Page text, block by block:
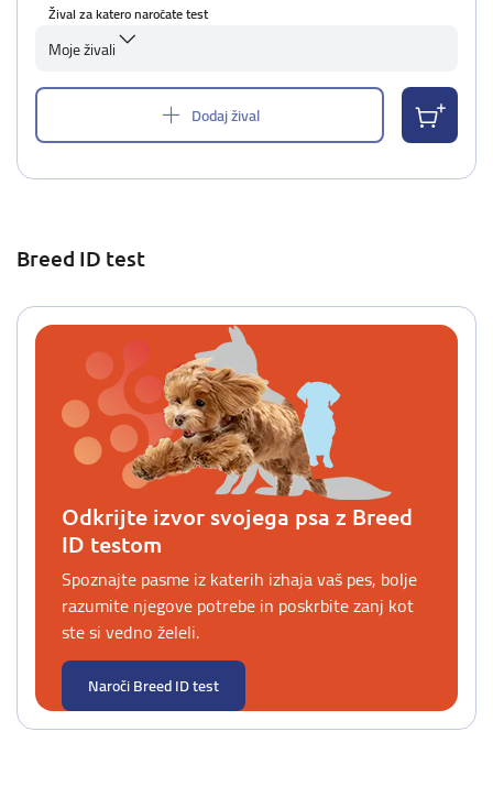
Žival za katero naročate test
Moje živali
Dodaj žival
Breed ID test
Odkrijte izvor svojega psa z Breed
ID testom
Spoznajte pasme iz katerih izhaja vaš pes, bolje
razumite njegove potrebe in poskrbite zanj kot
ste si vedno želeli.
Naroči Breed ID test